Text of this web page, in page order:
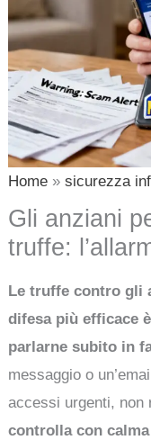
Home sicurezza
Gli anziani
truffe:
Le truffe contro gli
difesa più efficace
parlarne subito in
messaggio o
accessi urgenti, non
controlla con